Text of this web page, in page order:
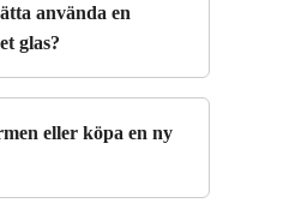
använda en
glas?
eller köpa en ny